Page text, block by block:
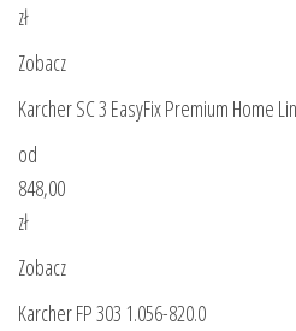
zł
Zobacz
Karcher SC 3 EasyFix Premium Home
od
848,00
zł
Zobacz
Karcher FP 303 1.056-820.0